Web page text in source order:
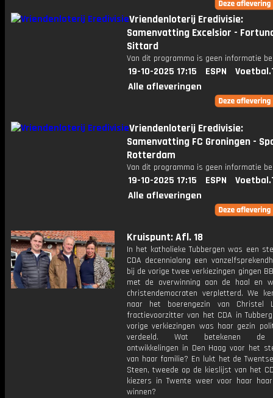
Vriendenloterij Eredivisie:
Samenvatting Excelsior -
Sittard
Van dit programma is geen informatie
19-10-2025 17:15 ESPN
Alle afleveringen
Vriendenloterij Eredivisie:
Samenvatting FC Groningen -
Rotterdam
Van dit programma is geen informatie
19-10-2025 17:15 ESPN
Alle afleveringen
Kruispunt: Afl. 18
In het katholieke Tubbergen was een
CDA decennialang een
bij de vorige twee verkiezingen gingen
met de overwinning aan de haal en
christendemocraten verpletterd. We
naar het boerengezin van Christel
fractievoorzitter van het CDA in
vorige verkiezingen was haar gezin
verdeeld. Wat betekenen de
ontwikkelingen in Den Haag voor het
van haar familie? En lukt het de
Steen, tweede op de kieslijst van het
kiezers in Twente weer voor haar
winnen?